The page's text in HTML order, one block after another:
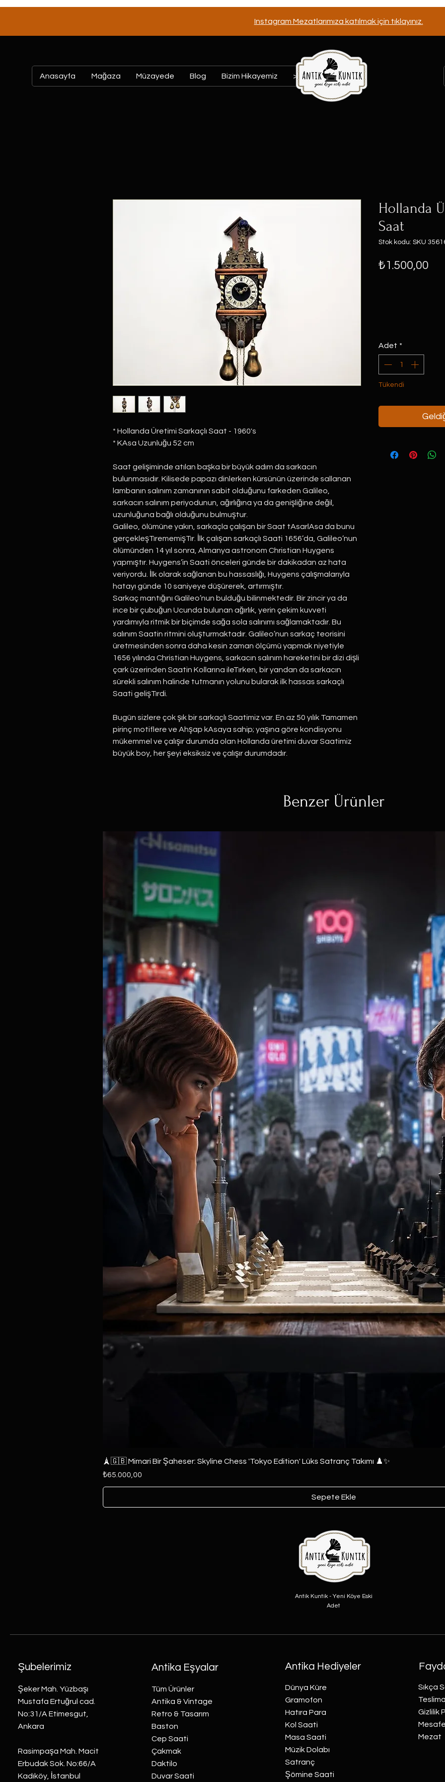
Instagram Mezatlarımıza katılmak için tıklayınız.
Anasayfa Mağaza Müzayede Blog Bizim Hikayemiz >>>
* Hollanda Üretimi Sarkaçlı Saat - 1960's
* KAsa Uzunluğu 52 cm
Saat gelişiminde atılan başka bir büyük adım da sarkacın
bulunmasıdır. Kilisede papazı dinlerken kürsünün üzerinde sallanan
lambanın salınım zamanının sabit olduğunu farkeden Galileo,
sarkacın salınım periyodunun, ağırlığına ya da genişliğine değil,
uzunluğuna bağlı olduğunu bulmuştur.
Galileo, ölümüne yakın, sarkaçla çalışan bir Saat tAsarlAsa da bunu
gerçekleşTırememişTır. İlk çalışan sarkaçlı Saati 1656’da, Galileo’nun
ölümünden 14 yıl sonra, Almanya astronom Christian Huygens
yapmıştır. Huygens’in Saati önceleri günde bir dakikadan az hata
veriyordu. İlk olarak sağlanan bu hassaslığı, Huygens çalışmalarıyla
hatayı günde 10 saniyeye düşürerek, artırmıştır.
Sarkaç mantığını Galileo’nun bulduğu bilinmektedir. Bir zincir ya da
ince bir çubuğun Ucunda bulunan ağırlık, yerin çekim kuvveti
yardımıyla ritmik bir biçimde sağa sola salınımı sağlamaktadır. Bu
salınım Saatin ritmini oluşturmaktadır. Galileo’nun sarkaç teorisini
üretmesinden sonra daha kesin zaman ölçümü yapmak niyetiyle
1656 yılında Christian Huygens, sarkacın salınım hareketini bir dizi dişli
çark üzerinden Saatin Kollarına ileTırken, bir yandan da sarkacın
sürekli salınım halinde tutmanın yolunu bularak ilk hassas sarkaçlı
Saati gelişTırdi.
Bugün sizlere çok şık bir sarkaçlı Saatimiz var. En az 50 yılık Tamamen
pirinç motiflere ve Ahşap kAsaya sahip; yaşına göre kondisyonu
mükemmel ve çalışır durumda olan Hollanda üretimi duvar Saatimiz
büyük boy, her şeyi eksiksiz ve çalışır durumdadır.
Hollanda
Saat
Stok kodu: SKU
₺1.500,00
Adet *
Tükendi
Benzer Ürünler
🗼🇬🇧 Mimari Bir Şaheser: Skyline Chess 'Tokyo Edition' Lüks Satranç Takımı ♟️✨
Fiyat
₺65.000,00
Sepete Ekle
Antik Kuntik - Yeni Köye Eski
Adet
Şubelerimiz
Şeker Mah. Yüzbaşı
Mustafa Ertuğrul cad.
No:31/A Etimesgut,
Ankara
Rasimpaşa Mah. Macit
Erbudak Sok. No:66/A
Kadıköy, İstanbul
Antika Eşyalar
Tüm Ürünler
Antika & Vintage
Retro & Tasarım
Baston
Cep Saati
Çakmak
Daktilo
Duvar Saati
Antika Hediyeler
Dünya Küre
Gramofon
Hatıra Para
Kol Saati
Masa Saati
Müzik Dolabı
Satranç
Şömine Saati
Sıkça
Gizlilik
Mezat